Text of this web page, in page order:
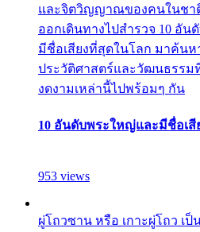
และจิตวิญญาณของคนในชาติ
ออกเดินทางไปสำรวจ 10 อั
มีชื่อเสียงที่สุดในโลก มาค้น
ประวัติศาสตร์และวัฒนธรรม
งดงามเหล่านี้ไปพร้อมๆ กัน
10 อันดับพระใหญ่และมีชื่อเสี
953 views
ผู่โถวซาน หรือ เกาะผู่โถว เป็